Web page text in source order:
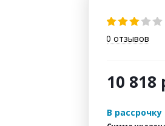
0 отзывов
10 818
В рассрочку